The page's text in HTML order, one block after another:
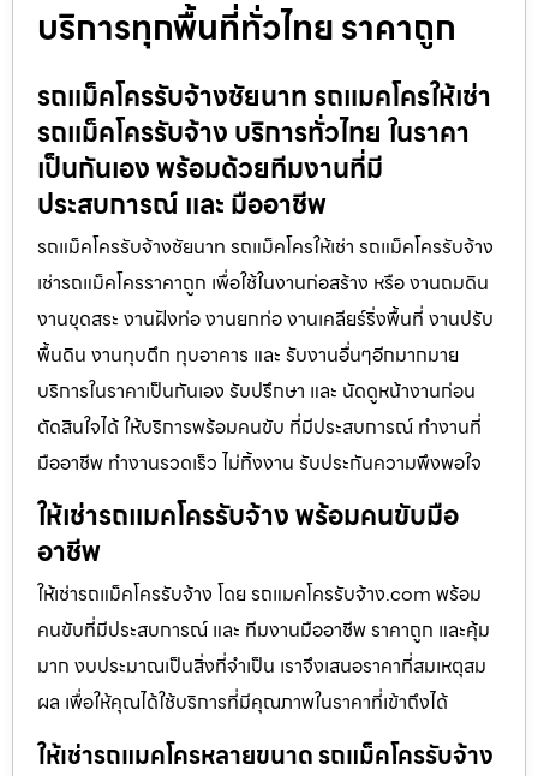
บริการทุกพื้นที่ทั่วไทย ราคาถูก
รถแม็คโครรับจ้างชัยนาท รถแมคโครให้เช่า
รถแม็คโครรับจ้าง บริการทั่วไทย ในราคา
เป็นกันเอง พร้อมด้วยทีมงานที่มี
ประสบการณ์ และ มืออาชีพ
รถแม็คโครรับจ้างชัยนาท รถแม็คโครให้เช่า รถแม็คโครรับจ้าง
เช่ารถแม็คโครราคาถูก เพื่อใช้ในงานก่อสร้าง หรือ งานถมดิน
งานขุดสระ งานฝังท่อ งานยกท่อ งานเคลียร์ริ่งพื้นที่ งานปรับ
พื้นดิน งานทุบตึก ทุบอาคาร และ รับงานอื่นๆอีกมากมาย
บริการในราคาเป็นกันเอง รับปรึกษา และ นัดดูหน้างานก่อน
ตัดสินใจได้ ให้บริการพร้อมคนขับ ที่มีประสบการณ์ ทำงานที่
มืออาชีพ ทำงานรวดเร็ว ไม่ทิ้งงาน รับประกันความพึงพอใจ
ให้เช่ารถแมคโครรับจ้าง พร้อมคนขับมือ
อาชีพ
ให้เช่ารถแม็คโครรับจ้าง โดย รถแมคโครรับจ้าง.com พร้อม
คนขับที่มีประสบการณ์ และ ทีมงานมืออาชีพ ราคาถูก และคุ้ม
มาก งบประมาณเป็นสิ่งที่จำเป็น เราจึงเสนอราคาที่สมเหตุสม
ผล เพื่อให้คุณได้ใช้บริการที่มีคุณภาพในราคาที่เข้าถึงได้
ให้เช่ารถแมคโครหลายขนาด รถแม็คโครรับจ้าง